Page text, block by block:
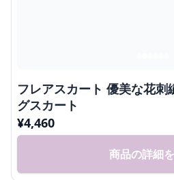
フレアスカート 優美な花刺
グスカート
¥4,460
商品の詳細